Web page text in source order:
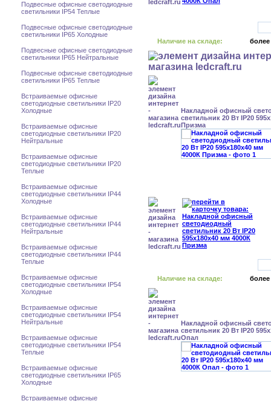
Подвесные офисные светодиодные
светильники IP54 Теплые
Подвесные офисные светодиодные
светильники IP65 Холодные
Подвесные офисные светодиодные
светильники IP65 Нейтральные
Подвесные офисные светодиодные
светильники IP65 Теплые
Встраиваемые офисные
светодиодные светильники IP20
Холодные
Встраиваемые офисные
светодиодные светильники IP20
Нейтральные
Встраиваемые офисные
светодиодные светильники IP20
Теплые
Встраиваемые офисные
светодиодные светильники IP44
Холодные
Встраиваемые офисные
светодиодные светильники IP44
Нейтральные
Встраиваемые офисные
светодиодные светильники IP44
Теплые
Встраиваемые офисные
светодиодные светильники IP54
Холодные
Встраиваемые офисные
светодиодные светильники IP54
Нейтральные
Встраиваемые офисные
светодиодные светильники IP54
Теплые
Встраиваемые офисные
светодиодные светильники IP65
Холодные
Встраиваемые офисные
Наличие на складе: более
Накладной офисный
светильник 20 Вт IP20
Призма
Наличие на складе: более
Накладной офисный
светильник 20 Вт IP20
Опал